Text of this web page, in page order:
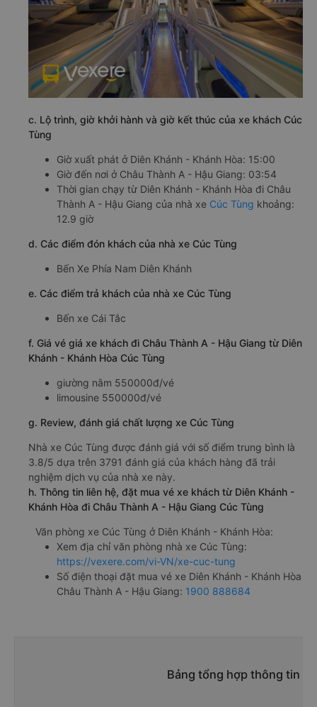
c. Lộ trình, giờ khởi hành và giờ kết thúc của xe khách Cúc
Tùng
Giờ xuất phát ở Diên Khánh - Khánh Hòa: 15:00
Giờ đến nơi ở Châu Thành A - Hậu Giang: 03:54
Thời gian chạy từ Diên Khánh - Khánh Hòa đi Châu
Thành A - Hậu Giang của nhà xe Cúc Tùng khoảng:
12.9 giờ
d. Các điểm đón khách của nhà xe Cúc Tùng
Bến Xe Phía Nam Diên Khánh
e. Các điểm trả khách của nhà xe Cúc Tùng
Bến xe Cái Tắc
f. Giá vé giá xe khách đi Châu Thành A - Hậu Giang từ Diên
Khánh - Khánh Hòa Cúc Tùng
giường nằm 550000đ/vé
limousine 550000đ/vé
g. Review, đánh giá chất lượng xe Cúc Tùng
Nhà xe Cúc Tùng được đánh giá với số điểm trung bình là
3.8/5 dựa trên 3791 đánh giá của khách hàng đã trải
nghiệm dịch vụ của nhà xe này.
h. Thông tin liên hệ, đặt mua vé xe khách từ Diên Khánh -
Khánh Hòa đi Châu Thành A - Hậu Giang Cúc Tùng
Văn phòng xe Cúc Tùng ở Diên Khánh - Khánh Hòa:
Xem địa chỉ văn phòng nhà xe Cúc Tùng:
https://vexere.com/vi-VN/xe-cuc-tung
Số điện thoại đặt mua vé xe Diên Khánh - Khánh Hòa
Châu Thành A - Hậu Giang: 1900 888684
Bảng tổng hợp thông tin